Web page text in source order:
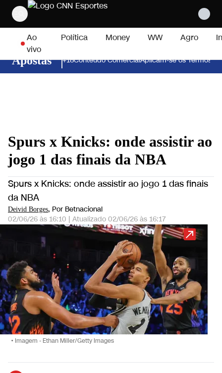
Pular para o conteúdo
Ao
vivo
Política Money WW Agro
Apostas +18Conteúdo ComercialAplicam-se os Termos e
Spurs x Knicks: onde assistir ao
jogo 1 das finais da NBA
Spurs x Knicks: onde assistir ao jogo 1 das finais
da NBA
Deivid Borges, Por Betnacional
02/06/26 às 16:10 | Atualizado 02/06/26 às 16:17
• Imagem - Ethan Miller/Getty Images